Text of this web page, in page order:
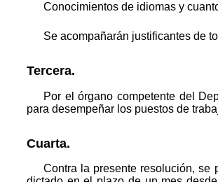
Conocimientos de idiomas y
Se acompañarán justificantes de
Tercera.
Por el órgano competente del
para desempeñar los puestos de
Cuarta.
Contra la presente resolución, se